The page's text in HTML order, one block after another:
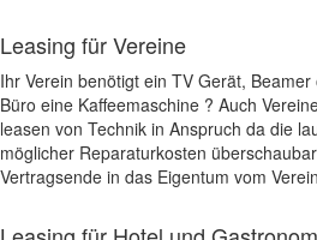
Leasing für Vereine
Ihr Verein benötigt ein TV Gerät,
Büro eine Kaffeemaschine ? Auch
leasen von Technik in Anspruch da die
möglicher Reparaturkosten
Vertragsende in das Eigentum vom